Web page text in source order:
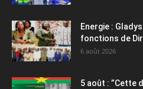
Energie :
fonctions de
6 août 2026
5 août : ”Cette